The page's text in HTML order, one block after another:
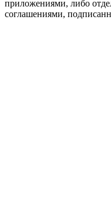
приложениями, либо
соглашениями,